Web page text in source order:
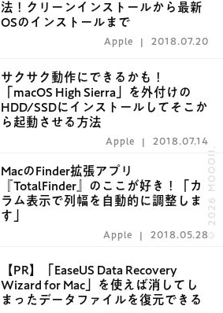
法！クリーンインストールから最新
OSのインストールまで
Apple 2018.07.20
サクサク動作にできるかも！
「macOS High Sierra」を外付けの
HDD/SSDにインストールしてそこか
ら起動させる方法
Apple 2018.07.14
MacのFinder拡張アプリ
『TotalFinder』のここが好き！「カ
ラム表示で列幅を自動的に調整しま
す」
Apple 2018.05.28
【PR】「EaseUS Data Recovery
Wizard for Mac」を使えば消してし
まったデータファイルを復元できる
© 2026 MOOOII.